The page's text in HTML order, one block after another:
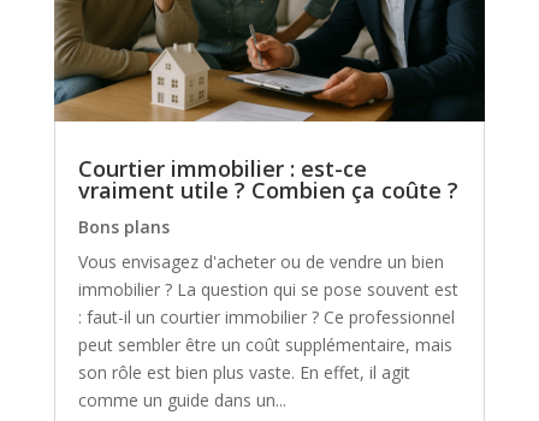
Courtier immobilier : est-ce
vraiment utile ? Combien ça coûte ?
Bons plans
Vous envisagez d'acheter ou de vendre un bien
immobilier ? La question qui se pose souvent est
: faut-il un courtier immobilier ? Ce professionnel
peut sembler être un coût supplémentaire, mais
son rôle est bien plus vaste. En effet, il agit
comme un guide dans un...